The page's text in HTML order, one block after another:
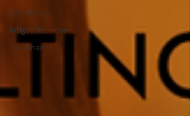
Estatísticas
Artigos Técnicos
Trabalhador